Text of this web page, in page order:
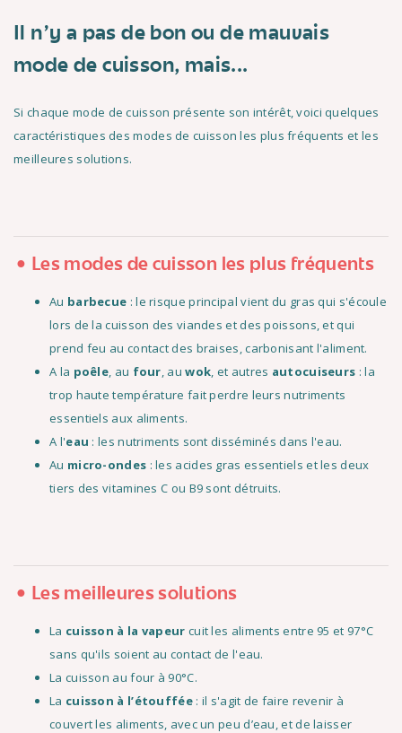
Il n'y a pas de bon ou de mauvais
mode de cuisson, mais...
Si chaque mode de cuisson présente son intérêt, voici quelques
caractéristiques des modes de cuisson les plus fréquents et les
meilleures solutions.
Les modes de cuisson les plus fréquents
Au barbecue : le risque principal vient du gras qui s'écoule
lors de la cuisson des viandes et des poissons, et qui
prend feu au contact des braises, carbonisant l'aliment.
A la poêle, au four, auwok, et autres autocuiseurs : la
trop haute température fait perdre leurs nutriments
essentiels aux aliments.
A l'eau : les nutriments sont disséminés dans l'eau.
Au micro-ondes : les acides gras essentiels et les deux
tiers des vitamines C ou B9 sont détruits.
Les meilleures solutions
La cuisson à la vapeur cuit les aliments entre 95 et 97°C
sans qu'ils soient au contact de l'eau.
La cuisson au four à 90°C.
La cuisson à l’étouffée: il s'agit de faire revenir à
couvert les aliments, avec un peu d’eau, et de laisser